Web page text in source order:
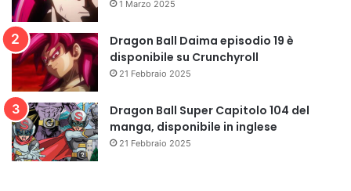
1 Marzo 2025
Dragon Ball Daima episodio 19 è
disponibile su Crunchyroll
21 Febbraio 2025
Dragon Ball Super Capitolo 104 del
manga, disponibile in inglese
21 Febbraio 2025